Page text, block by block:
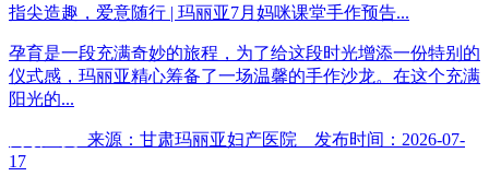
指尖造趣，爱意随行 | 玛丽亚7月妈咪课堂手作预告...
孕育是一段充满奇妙的旅程，为了给这段时光增添一份特别的
仪式感，玛丽亚精心筹备了一场温馨的手作沙龙。在这个充满
阳光的...
来源：甘肃玛丽亚妇产医院 发布时间：2026-07-
17